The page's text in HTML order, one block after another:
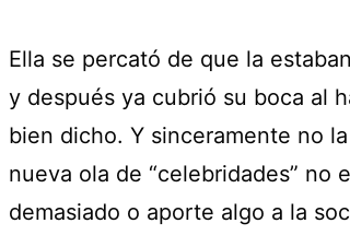
Ella se percató de que la
y después ya cubrió su boca al
bien dicho. Y sinceramente no
nueva ola de “celebridades” no
demasiado o aporte algo a la